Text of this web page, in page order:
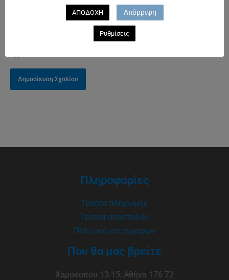
Πληροφορίες
Τρόποι πληρωμής
Τρόποι αποστολής
Πολιτική επιστροφών
Που θα μας βρείτε
Χαροκόπου 13-15, Αθήνα 176 72
ΑΠΟΔΟΧΗ Απόρριψη
Ρυθμίσεις